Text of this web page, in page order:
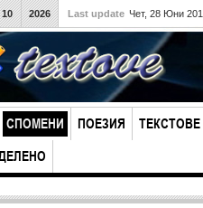
10 2026 Last update Чет, 28 Юни
СПОМЕНИ ПОЕЗИЯ ТЕКСТОВЕ